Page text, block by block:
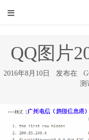
QQ图片
2016年8月10日 发布在
测